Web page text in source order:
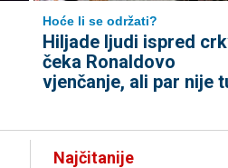
Hoće li se održati?
Hiljade ljudi ispred
čeka Ronaldovo
vjenčanje, ali par nije
Najčitanije